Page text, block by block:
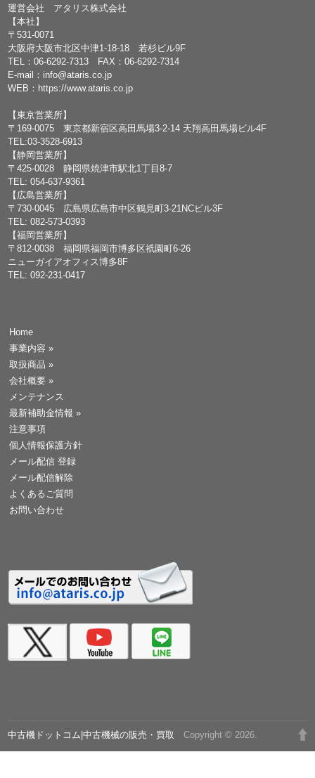
運営会社 アタリス株式会社
【本社】
〒531-0071
大阪府大阪市北区中津1-18-18 若杉ビル9F
TEL：06-6292-7313 FAX：06-6292-7314
E-mail： info@ataris.co.jp
WEB： https://www.ataris.co.jp
【東京営業所】
〒169-0075 東京都新宿区高田馬場3-2-14 天翔高田馬場ビル4F
TEL:03-3528-6913
【静岡営業所】
〒425-0028 静岡県焼津市駅北1丁目8-7
TEL: 054-637-9361
【広島営業所】
〒730-0045 広島県広島市中区鶴見町3-21NCビル3F
TEL: 082-573-0393
【福岡営業所】
〒812-0038 福岡県福岡市博多区祇園町6-26
ニューガイアオフィス博多8F
TEL: 092-231-0417
Home
事業内容 »
取扱商品 »
会社概要 »
メンテナンス
最新補助金情報 »
注意事項
個人情報保護方針
メール配信 登録
メール配信解除
よくあるご質問
お問い合わせ
中古機ドットコム|中古機械の販売・買取 Copyright © 2026.